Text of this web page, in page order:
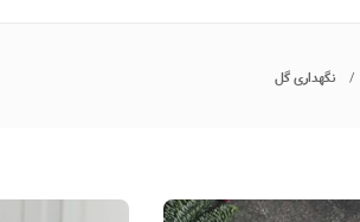
نگهداری گل